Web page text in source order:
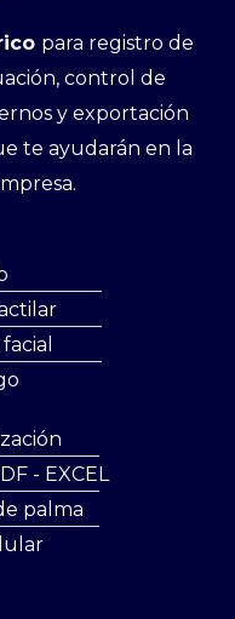
para registro de
control de
y exportación
te ayudarán en la
- EXCEL
palma